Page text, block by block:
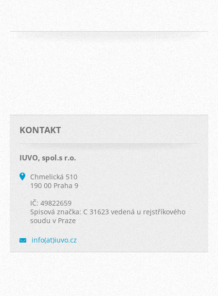
KONTAKT
IUVO, spol.s r.o.
Chmelická 510
190 00 Praha 9
IČ: 49822659
Spisová značka: C 31623 vedená u rejstříkového
soudu v Praze
info(at)iuvo.cz